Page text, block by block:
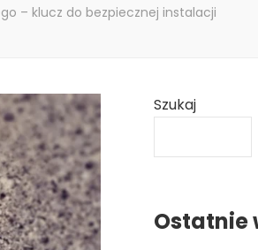
– klucz do bezpiecznej instalacji
Szukaj
Ostatnie